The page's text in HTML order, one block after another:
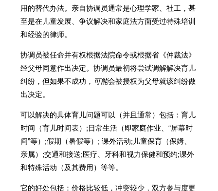
用的替代办法。亲自协调员通常是心理学家、社工，甚
至是在儿童发展、争议解决和家庭法方面受过特殊培训
和经验的律师。
协调员被任命并有权根据法院命令或根据省《仲裁法》
经父母同意作出决定。协调员最初将尝试调解解决育儿
纠纷，但如果不成功， 可能会被授权为父母就该纠纷做
出决定。
可以解决的具体育儿问题可以（并且通常）包括：育儿
时间（育儿时间表）;日常生活（即家庭作业、“屏幕时
间”等）;假期（暑假等）; 课外活动;儿童保育（保姆、
亲属）;交通和接送;医疗、牙科和视力保健和预约;课外
和特殊活动（及其费用）等等。
它的好处包括：价格比较低，冲突较少，双方参与度更